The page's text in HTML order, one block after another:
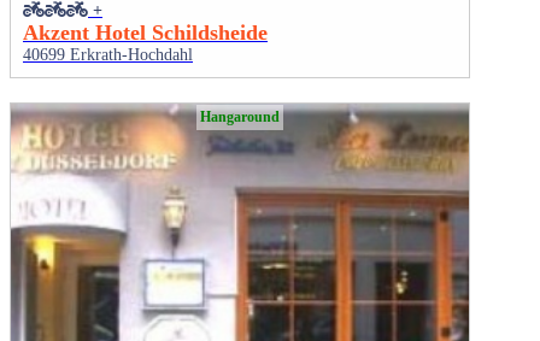
+
Akzent Hotel Schildsheide
40699 Erkrath-Hochdahl
Hangaround